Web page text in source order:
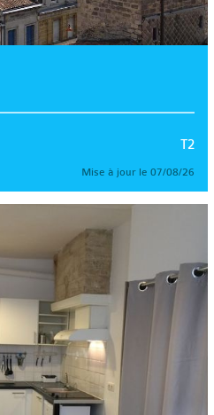
T2
Mise à jour le 07/08/26